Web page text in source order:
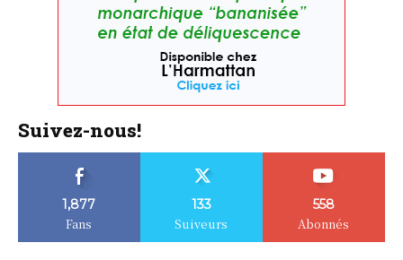
Suivez-nous!
1,877
Fans
133
Suiveurs
558
Abonnés